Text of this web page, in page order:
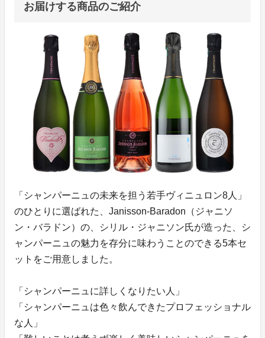
お届けする商品のご紹介
「シャンパーニュの未来を担う若手ヴィニュロン8人」
のひとりに選ばれた、Janisson-Baradon（ジャニソ
ン・バラドン）の、シリル・ジャニソン氏が造った、シ
ャンパーニュの魅力を存分に味わうことのできる5本セ
ットをご用意しました。
「シャンパーニュに詳しくなりたい人」
「シャンパーニュは色々飲んできたプロフェッショナル
な人」